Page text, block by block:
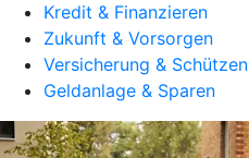
Kredit & Finanzieren
Zukunft & Vorsorgen
Versicherung & Schützen
Geldanlage & Sparen